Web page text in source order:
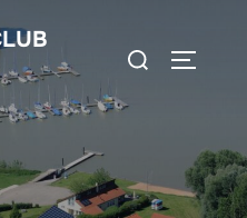
Suchen